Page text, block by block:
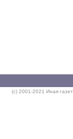
(c) 2001-2021 Иная